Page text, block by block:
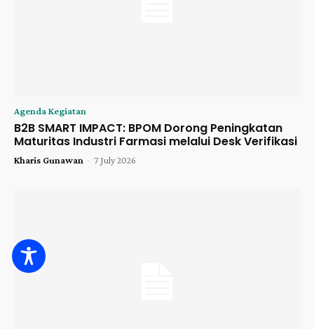
Agenda Kegiatan
B2B SMART IMPACT: BPOM Dorong Peningkatan
Maturitas Industri Farmasi melalui Desk Verifikasi
Kharis Gunawan - 7 July 2026